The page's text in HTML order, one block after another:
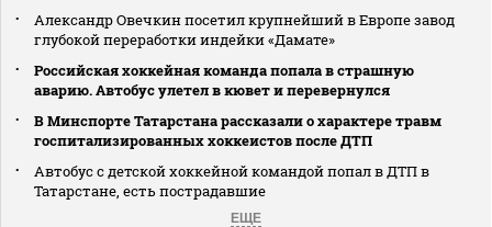
Александр Овечкин посетил крупнейший в Европе завод
глубокой переработки индейки «Дамате»
Российская хоккейная команда попала в страшную
аварию. Автобус улетел в кювет и перевернулся
В Минспорте Татарстана рассказали о характере травм
госпитализированных хоккеистов после ДТП
Автобус с детской хоккейной командой попал в ДТП в
Татарстане, есть пострадавшие
ЕЩЕ